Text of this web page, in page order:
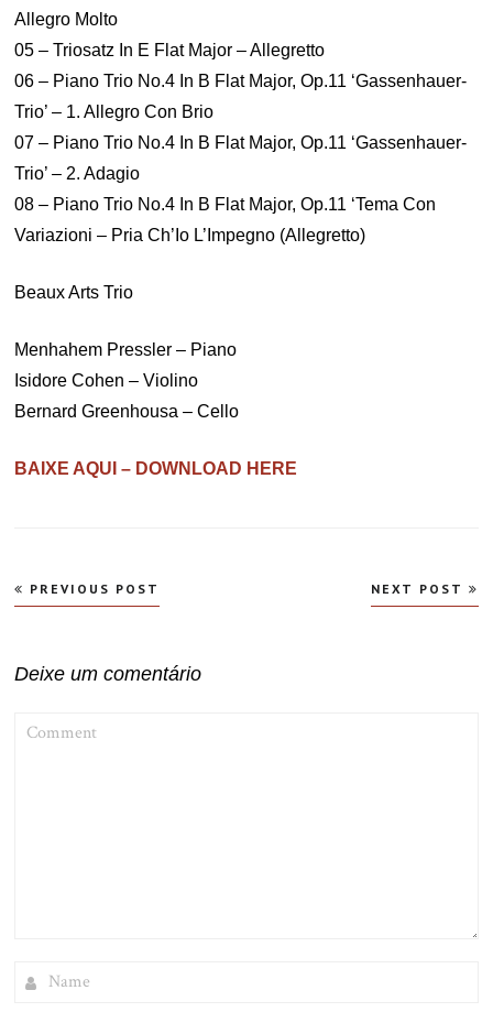
Allegro Molto
05 – Triosatz In E Flat Major – Allegretto
06 – Piano Trio No.4 In B Flat Major, Op.11 ‘Gassenhauer-
Trio’ – 1. Allegro Con Brio
07 – Piano Trio No.4 In B Flat Major, Op.11 ‘Gassenhauer-
Trio’ – 2. Adagio
08 – Piano Trio No.4 In B Flat Major, Op.11 ‘Tema Con
Variazioni – Pria Ch’Io L’Impegno (Allegretto)
Beaux Arts Trio
Menhahem Pressler – Piano
Isidore Cohen – Violino
Bernard Greenhousa – Cello
BAIXE AQUI – DOWNLOAD HERE
Navegação
de
PREVIOUS POST NEXT POST
Deixe um comentário